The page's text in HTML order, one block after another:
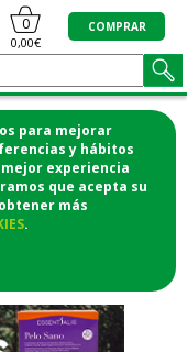
para mejorar
y hábitos
experiencia
que acepta su
más
.
0
0,00€
COMPRAR
EN LA
lo mandamos